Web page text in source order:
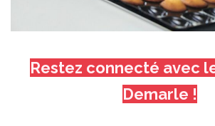
Restez connecté avec
Demarle !